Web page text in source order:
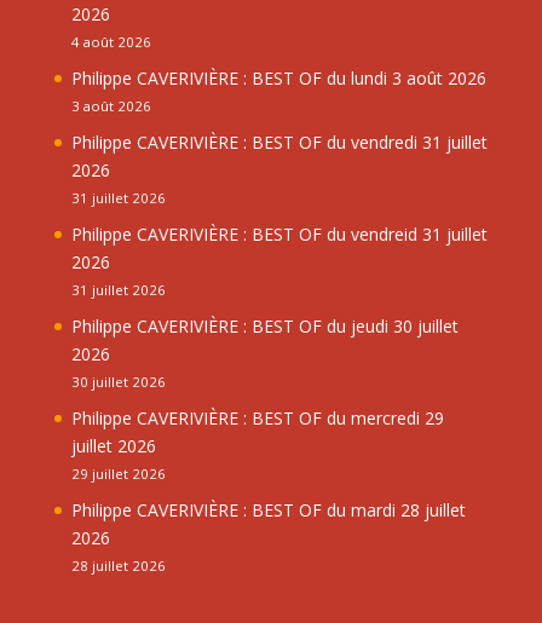
2026
4 août 2026
Philippe CAVERIVIÈRE : BEST OF du lundi 3 août 2026
3 août 2026
Philippe CAVERIVIÈRE : BEST OF du vendredi 31 juillet
2026
31 juillet 2026
Philippe CAVERIVIÈRE : BEST OF du vendreid 31 juillet
2026
31 juillet 2026
Philippe CAVERIVIÈRE : BEST OF du jeudi 30 juillet
2026
30 juillet 2026
Philippe CAVERIVIÈRE : BEST OF du mercredi 29
juillet 2026
29 juillet 2026
Philippe CAVERIVIÈRE : BEST OF du mardi 28 juillet
2026
28 juillet 2026